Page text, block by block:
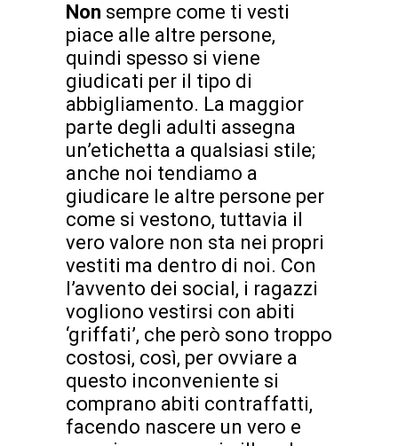
Non sempre come ti vesti
piace alle altre persone,
quindi spesso si viene
giudicati per il tipo di
abbigliamento. La maggior
parte degli adulti assegna
un’etichetta a qualsiasi stile;
anche noi tendiamo a
giudicare le altre persone per
come si vestono, tuttavia il
vero valore non sta nei propri
vestiti ma dentro di noi. Con
l’avvento dei social, i ragazzi
vogliono vestirsi con abiti
‘griffati’, che però sono troppo
costosi, così, per ovviare a
questo inconveniente si
comprano abiti contraffatti,
facendo nascere un vero e